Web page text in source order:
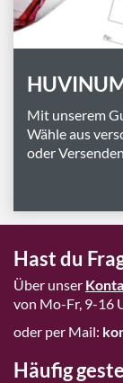
Mit unserem
Wähle aus
oder
Hast du
Über unser
von Mo-Fr, 9-16
oder per Mail:
Häufig